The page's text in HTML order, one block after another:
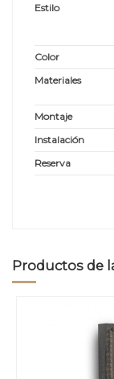
Estilo
Color
Materiales
Montaje
Instalación
Reserva
Productos de